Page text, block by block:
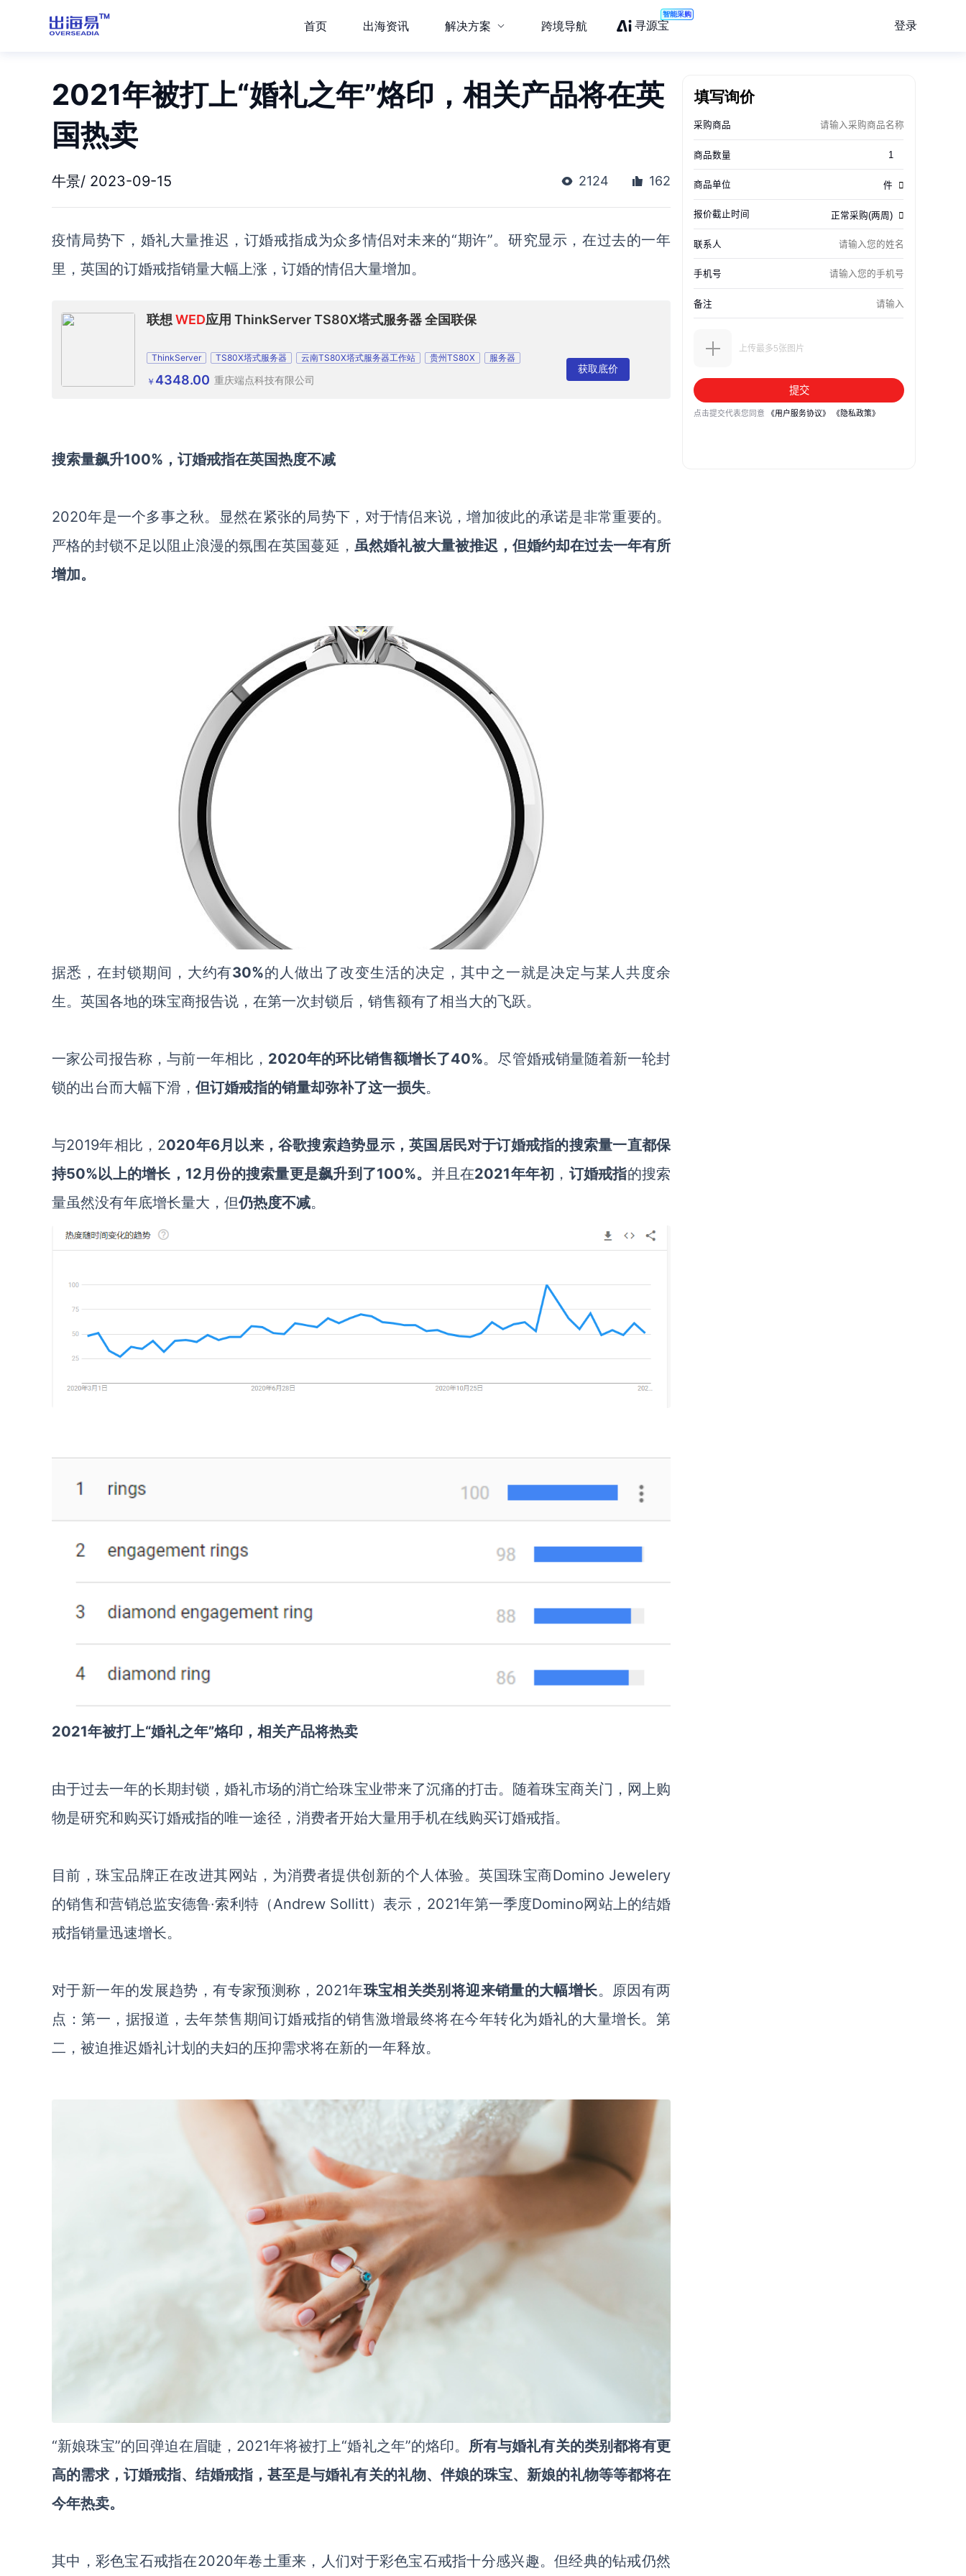
首页 出海资讯 解决方案 跨境导航 寻源宝
智能采购
登录
2021年被打上“婚礼之年”烙印，相关产品将在英
国热卖
牛景/ 2023-09-15 2124 162
疫情局势下，婚礼大量推迟，订婚戒指成为众多情侣对未来的“期许”。研究显示，在过去的一年
里， 英国的订婚戒指销量大幅上涨， 订婚的情侣大量增加。
联想 WED应用 ThinkServer TS80X塔式服务器 全国联保
ThinkServer TS80X塔式服务器 云南TS80X塔式服务器工作站 贵州TS80X
服务器
贵州TS80X精巧型塔式服务器主机
￥ 4348.00 重庆端点科技有限公司
获取底价
搜索量飙升100%，订婚戒指在英国热度不减
2020年是一个多事之秋。 显然在紧张的局势下 ， 对于情侣来说，增加彼此的承诺是非常重要的。
严格的封锁不足以阻止浪漫的氛围在英国蔓延， 虽然婚礼被大量被推迟，但婚约却在过去一年有所
增加。
据悉， 在封锁期间， 大约有30%的人做出了改变生活的决定，其中之一就是决定与某人共度余
生。 英国各地的珠宝商报告说，在第一次封锁后，销售额有了相当大的飞跃。
一家公司报告称，与前一年相比， 2020年的环比销售额增长了40%。尽管婚戒销量随着新一轮封
锁的出台而大幅下滑， 但订婚戒指的销量却弥补了这一损失。
与2019年相比， 2020年6月以来，谷歌搜索趋势显示，英国居民对于订婚戒指的搜索量一直都保
持50%以上的增长，12月份的搜索量更是飙升到了100%。 并且在2021年年初 ， 订婚戒指的搜索
量虽然没有年底增长量大，但仍热度不减。
2021年被打上“婚礼之年”烙印，相关产品将热卖
由于过去一年的长期封锁，婚礼市场的消亡给珠宝业带来了沉痛的打击。 随着珠宝商关门，网上购
物是研究和购买订婚戒指的唯一途径 ，消费者开始大量用手机在线购买订婚戒指。
目前，珠宝品牌正在改进其网站，为消费者提供创新的个人体验。英国珠宝商Domino Jewelery
的销售和营销总监安德鲁·索利特（Andrew Sollitt）表示，2021年第一季度Domino网站上的结婚
戒指销量迅速增长。
对于新一年的发展趋势，有专家预测称， 2021年珠宝相关类别将迎来销量的大幅增长。原因有两
点：第一，据报道，去年禁售期间订婚戒指的销售激增最终将在今年转化为婚礼的大量增长。第
二，被迫推迟婚礼计划的夫妇的压抑需求将在新的一年释放。
“新娘珠宝”的回弹迫在眉睫，2021年将被打上“婚礼之年”的烙印。 所有与婚礼有关的类别都将有更
高的需求，订婚戒指、结婚戒指，甚至是与婚礼有关的礼物、伴娘的珠宝、新娘的礼物等等都将在
今年热卖。
其中，彩色宝石戒指在2020年卷土重来 ，人们对于彩色宝石戒指十分感兴趣。但经典的钻戒仍然
填写询价